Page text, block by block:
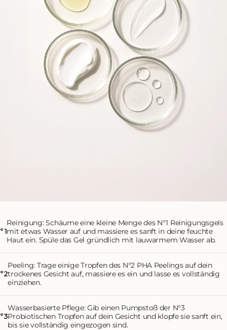
°1
Reinigung: Schäume eine kleine Menge des N°1 Reinigungsgels
mit etwas Wasser auf und massiere es sanft in deine feuchte
Haut ein. Spüle das Gel gründlich mit lauwarmem Wasser ab.
°2
Peeling: Trage einige Tropfen des N°2 PHA Peelings auf dein
trockenes Gesicht auf, massiere es ein und lasse es vollständig
einziehen.
°3
Wasserbasierte Pflege: Gib einen Pumpstoß der N°3
Probiotischen Tropfen auf dein Gesicht und klopfe sie sanft ein,
bis sie vollständig eingezogen sind.